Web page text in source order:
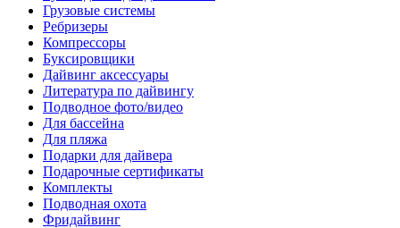
Грузовые системы
Ребризеры
Компрессоры
Буксировщики
Дайвинг аксессуары
Литература по дайвингу
Подводное фото/видео
Для бассейна
Для пляжа
Подарки для дайвера
Подарочные сертификаты
Комплекты
Подводная охота
Фридайвинг